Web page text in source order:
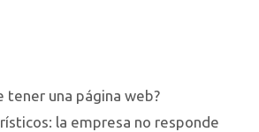
tener una página web?
la empresa no responde